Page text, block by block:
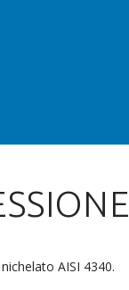
AISI 4340.